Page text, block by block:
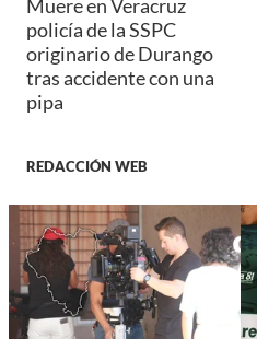
Muere en Veracruz
policía de la SSPC
originario de Durango
tras accidente con una
pipa
REDACCIÓN WEB